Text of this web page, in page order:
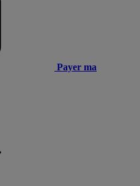
Payer ma